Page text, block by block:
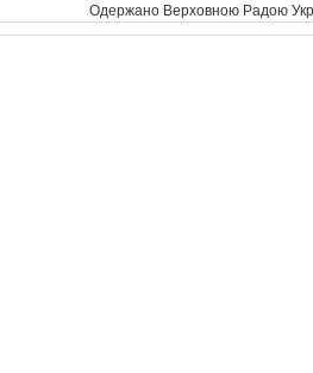
Одержано Верховною Радою